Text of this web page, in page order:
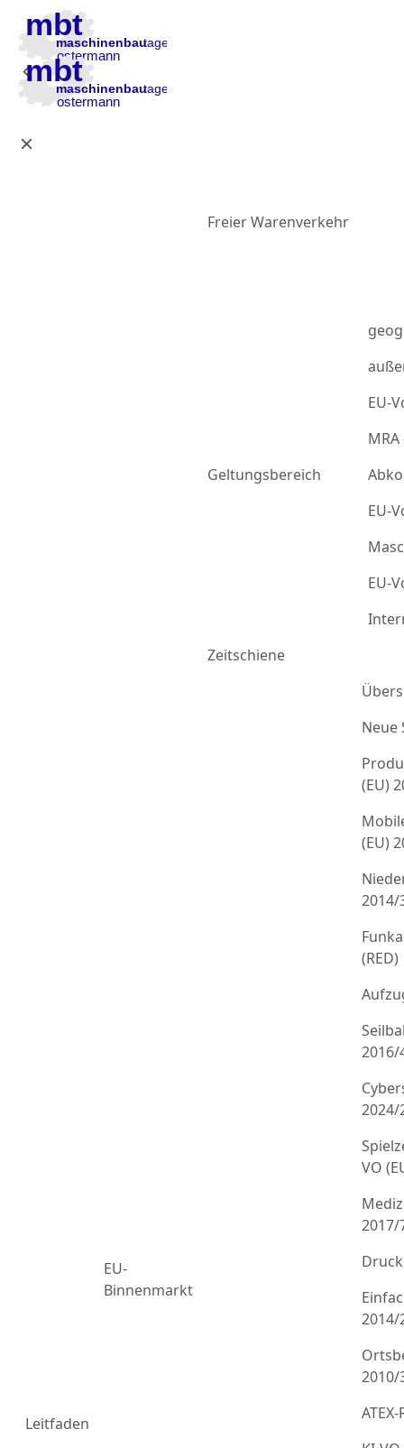
Zur Hauptnavigation
Zum Inhalt
Zur Fußzeile
Leitfaden
EU-
Binnenmarkt
Freier Warenverkehr
Geltungsbereich
EU-
EU-
EU-
Zeitschiene
Neue
(EU)
(EU)
2014/
(RED)
2016/
2024/
VO
2017/
2014/
2010/